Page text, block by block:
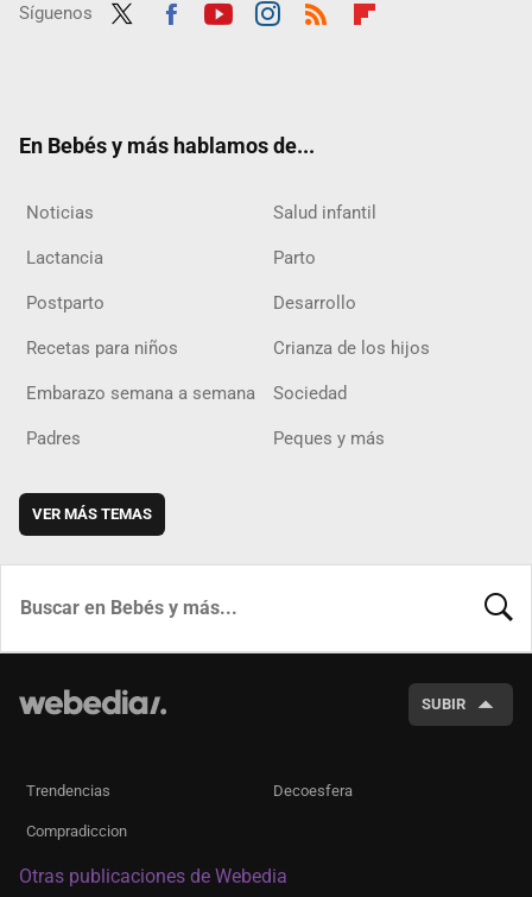
Síguenos
En Bebés y más hablamos de...
Noticias Salud infantil
Lactancia Parto
Postparto Desarrollo
Recetas para niños Crianza de los hijos
Embarazo semana a semana Sociedad
Padres Peques y más
VER MÁS TEMAS
SUBIR
Trendencias Decoesfera
Compradiccion
Otras publicaciones de Webedia